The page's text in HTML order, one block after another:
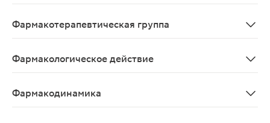
Фармакотерапевтическая группа
Фармакологическое действие
Фармакодинамика